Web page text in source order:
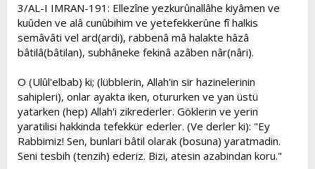
3/AL-I IMRAN-191: Ellezîne yezkurûnallâhe kiyâmen ve
kuûden ve alâ cunûbihim ve yetefekkerûne fî halkis
semâvâti vel ard(ardi), rabbenâ mâ halakte hâzâ
bâtilâ(bâtilan), subhâneke fekinâ azâben nâr(nâri).
O (Ulûl'elbab) ki; (lübblerin, Allah'in sir hazinelerinin
sahipleri), onlar ayakta iken, otururken ve yan üstü
yatarken (hep) Allah'i zikrederler. Göklerin ve yerin
yaratilisi hakkinda tefekkür ederler. (Ve derler ki): "Ey
Rabbimiz! Sen, bunlari bâtil olarak (bosuna) yaratmadin.
Seni tesbih (tenzih) ederiz. Bizi, atesin azabindan koru."